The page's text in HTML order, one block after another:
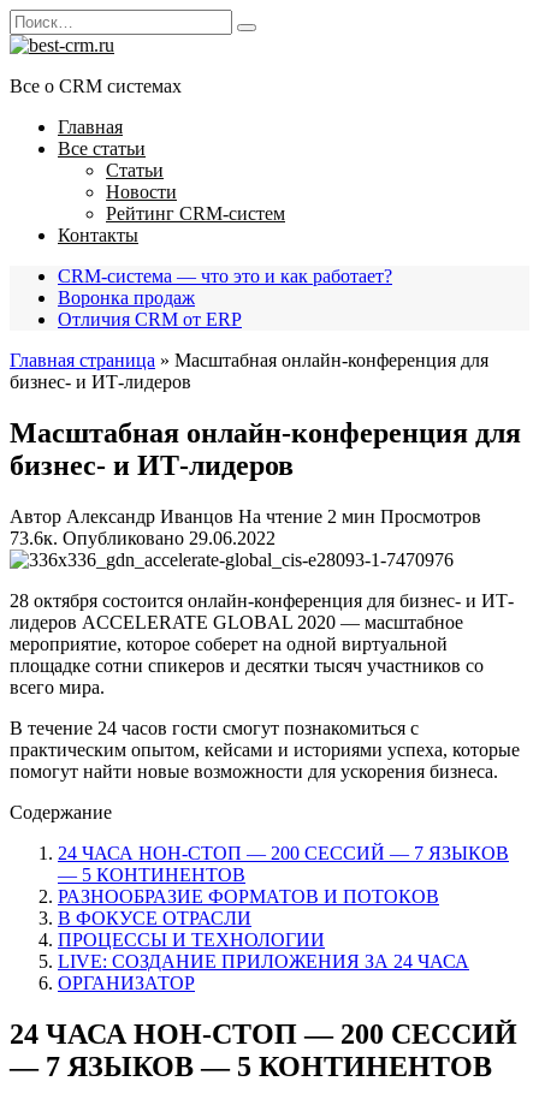
Перейти
к
Search
for:
Все о CRM системах
Главная
Все статьи
Статьи
Новости
Рейтинг CRM-систем
Контакты
CRM-система — что это и как работает?
Воронка продаж
Отличия CRM от ERP
Главная страница » Масштабная онлайн-конференция для
бизнес- и ИТ-лидеров
Масштабная онлайн-конференция для
бизнес- и ИТ-лидеров
Автор Александр Иванцов На чтение 2 мин Просмотров
73.6к. Опубликовано 29.06.2022
28 октября состоится онлайн-конференция для бизнес- и ИТ-
лидеров ACCELERATE GLOBAL 2020 — масштабное
мероприятие, которое соберет на одной виртуальной
площадке сотни спикеров и десятки тысяч участников со
всего мира.
В течение 24 часов гости смогут познакомиться с
практическим опытом, кейсами и историями успеха, которые
помогут найти новые возможности для ускорения бизнеса.
Содержание
24 ЧАСА НОН-СТОП — 200 СЕССИЙ — 7 ЯЗЫКОВ
— 5 КОНТИНЕНТОВ
РАЗНООБРАЗИЕ ФОРМАТОВ И ПОТОКОВ
В ФОКУСЕ ОТРАСЛИ
ПРОЦЕССЫ И ТЕХНОЛОГИИ
LIVE: СОЗДАНИЕ ПРИЛОЖЕНИЯ ЗА 24 ЧАСА
ОРГАНИЗАТОР
24 ЧАСА НОН-СТОП — 200 СЕССИЙ
— 7 ЯЗЫКОВ — 5 КОНТИНЕНТОВ